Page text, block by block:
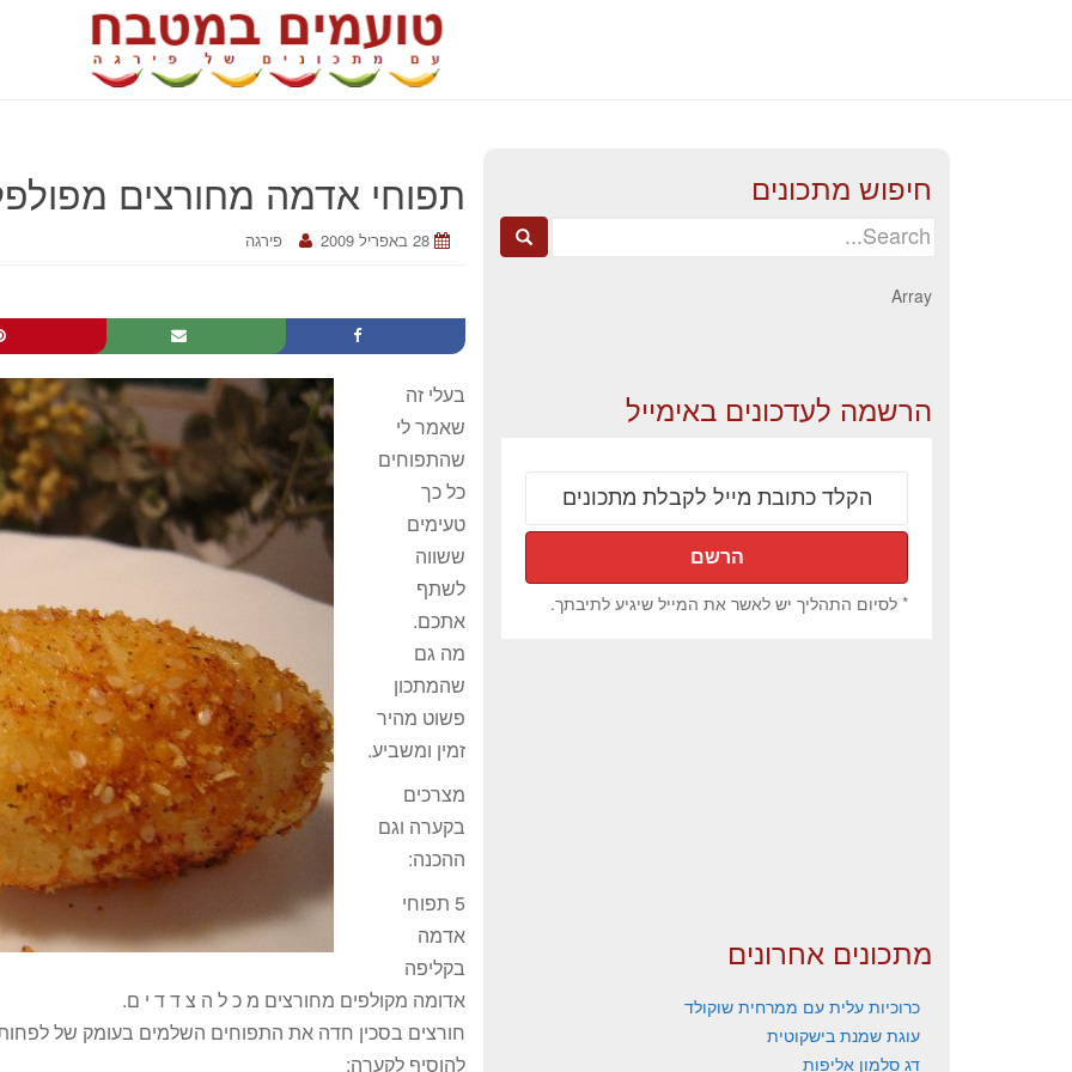
תפוחי אדמה מחורצים
28 באפריל 2009 פירגה
בעלי זה
שאמר לי
שהתפוחים
כל כך
טעימים
ששווה
לשתף
אתכם.
מה גם
שהמתכון
פשוט מהיר
זמין ומשביע.
מצרכים
בקערה וגם
ההכנה:
5 תפוחי
אדמה
בקליפה
אדומה מקולפים מחורצים מ כ ל ה צ ד ד י ם.
חורצים בסכין חדה את התפוחים השלמים בעומק של לפחות 1 ס"מ בזהירות לא לבצוע
להוסיף לקערה:
חיפוש מתכונים
Search
Array
הרשמה לעדכונים באימייל
* לסיום התהליך יש לאשר את המייל שיגיע לתיבתך.
מתכונים אחרונים
כרוכיות עלית עם ממרחית שוקולד
עוגת שמנת בישקוטית
דג סלמון אליפות